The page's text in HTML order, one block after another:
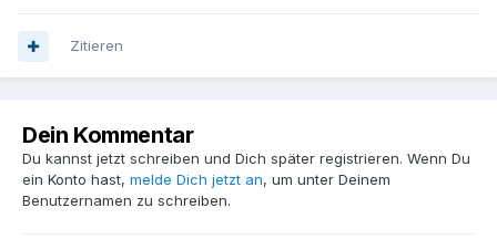
Zitieren
Dein Kommentar
Du kannst jetzt schreiben und Dich später registrieren. Wenn Du
ein Konto hast, melde Dich jetzt an, um unter Deinem
Benutzernamen zu schreiben.